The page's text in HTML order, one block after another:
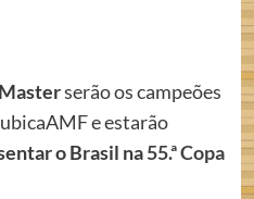
serão os campeões
e estarão
o Brasil na55.ª Copa